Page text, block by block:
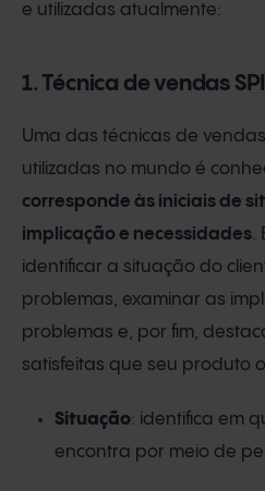
e utilizadas atualmente:
1. Técnica de vendas
Uma das técnicas de
utilizadas no mundo é
corresponde às iniciais de
implicação e necessidades.
identificar a situação do
problemas, examinar as
problemas e, por fim,
satisfeitas que seu produto
Situação: identifica em
encontra por meio de